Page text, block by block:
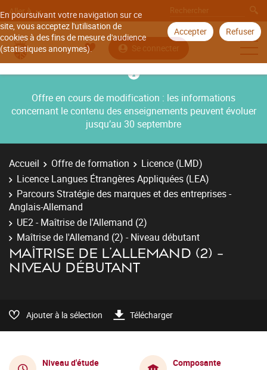
En poursuivant votre navigation sur ce
site, vous acceptez l'utilisation de
cookies à des fins de mesure d'audience
(statistiques anonymes).
Accepter Refuser
Aller à
Se connecter
Offre en cours de modification : les informations
concernant le contenu des enseignements peuvent évoluer
jusqu’au 30 septembre
Accueil Offre de formation
Licence (LMD)
Licence Langues Étrangères Appliquées (LEA)
Parcours Stratégie des marques et des entreprises -
Anglais-Allemand
UE2 - Maîtrise de l'Allemand (2)
Maîtrise de l'Allemand (2) - Niveau débutant
MAÎTRISE DE L'ALLEMAND (2) -
NIVEAU DÉBUTANT
Ajouter à la sélection Télécharger
Niveau d'étude
Composante